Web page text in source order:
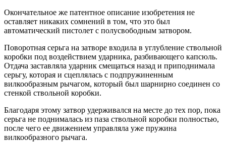
Окончательное же патентное описание изобретения не
оставляет никаких сомнений в том, что это был
автоматический пистолет с полусвободным затвором.
Поворотная серьга на затворе входила в углубление ствольной
коробки под воздействием ударника, разбивающего капсюль.
Отдача заставляла ударник смещаться назад и приподнимала
серьгу, которая и сцеплялась с подпружиненным
вилкообразным рычагом, который был шарнирно соединен со
стенкой ствольной коробки.
Благодаря этому затвор удерживался на месте до тех пор, пока
серьга не поднималась из паза ствольной коробки полностью,
после чего ее движением управляла уже пружина
вилкообразного рычага.